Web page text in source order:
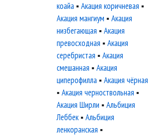
коайа ▪Акация коричневая ▪
Акация мангиум ▪Акация
низбегающая ▪Акация
превосходная ▪Акация
серебристая ▪Акация
смешанная ▪Акация
циперофилла ▪Акация чёрная
▪Акация черноствольная ▪
Акация Ширли ▪Альбиция
Леббек ▪Альбиция
ленкоранская ▪